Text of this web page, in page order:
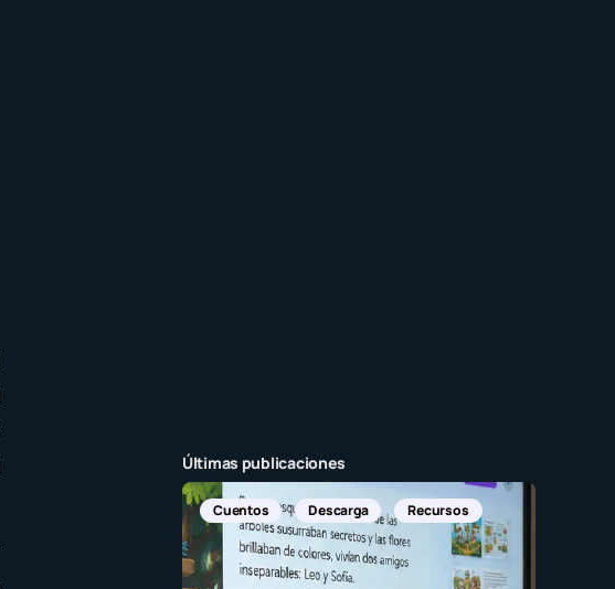
Últimas publicaciones
Cuentos Descarga Recursos